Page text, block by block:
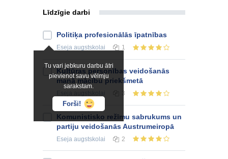
Līdzīgie darbi
Tu vari jebkuru darbu ātri
pievienot savu vēlmju
sarakstam.
Forši!
Politiķa profesionālās īpatnības
Eseja augstskolai 1
Kultūras personības veidošanās
manā mācību priekšmetā
3
Komunistisko režīmu sabrukums un
partiju veidošanās Austrumeiropā
Eseja augstskolai 2